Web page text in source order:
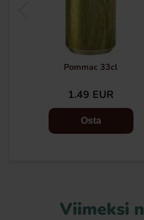
Pommac 33cl
1.49 EUR
Osta
Viimeksi